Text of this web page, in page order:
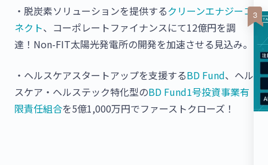
・脱炭素ソリューションを提供するクリーンエナジーコ
ネクト、コーポレートファイナンスにて12億円を調
達！Non-FIT太陽光発電所の開発を加速させる見込み。
・ヘルスケアスタートアップを支援するBD Fund、ヘル
スケア・ヘルステック特化型のBD Fund1号投資事業有
限責任組合を5億1,000万円でファーストクローズ！